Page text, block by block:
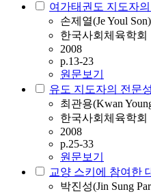
여가태권도 지도자
손제열(Je Youl
한국사회체육학회
2008
p.13-23
원문보기
유도 지도자의 전문
최관용(Kwan
한국사회체육학회
2008
p.25-33
원문보기
교양 스키에 참여한
박진성(Jin Sung